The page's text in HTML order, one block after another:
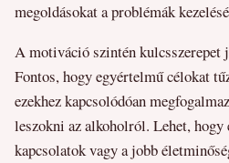
megoldásokat a problémák
A motiváció szintén kulcsszerepet
Fontos, hogy egyértelmű célokat
ezekhez kapcsolódóan
leszokni az alkoholról. Lehet, hogy
kapcsolatok vagy a jobb